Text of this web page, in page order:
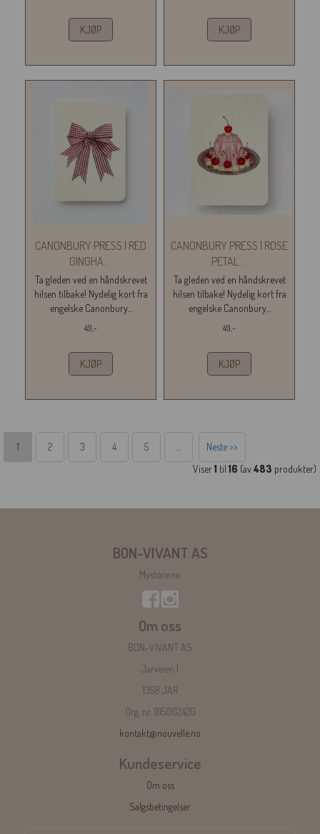
KJØP KJØP
CANONBURY PRESS | RED
GINGHA...
Ta gleden ved en håndskrevet
hilsen tilbake! Nydelig kort fra
engelske Canonbury...
49,-
KJØP
CANONBURY PRESS | ROSE
PETAL...
Ta gleden ved en håndskrevet
hilsen tilbake! Nydelig kort fra
engelske Canonbury...
49,-
KJØP
1 2 3 4 5
Neste >>
Viser1 til16 (av483 produkter)
BON-VIVANT AS
Mystore.no
Om oss
BON-VIVANT AS
Jarveien 1
1358 JAR
Org. nr. 915002420
kontakt@nouvelle.no
Kundeservice
Om oss
Salgsbetingelser